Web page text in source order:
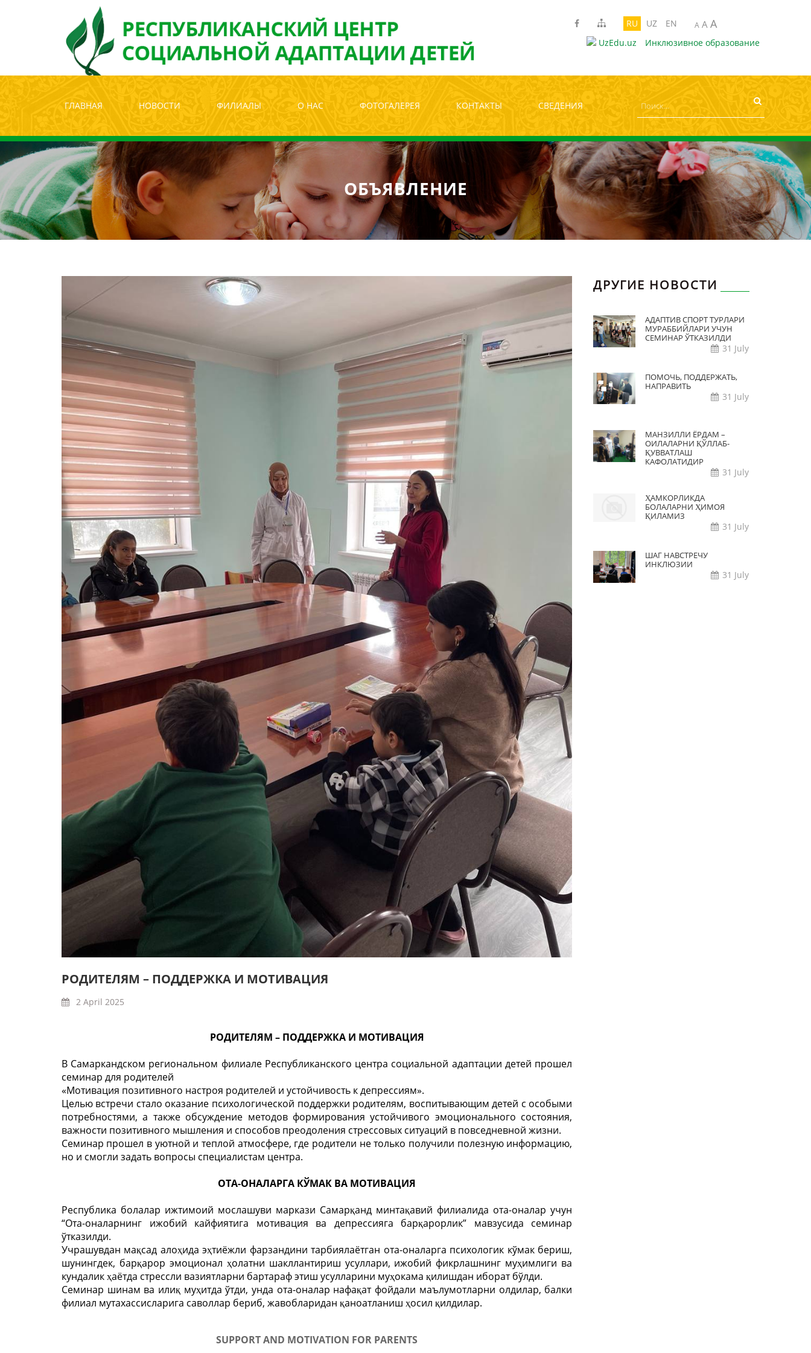
RU UZ EN A A A
UzEdu.uz Инклюзивное образование
ГЛАВНАЯ НОВОСТИ ФИЛИАЛЫ О НАС ФОТОГАЛЕРЕЯ КОНТАКТЫ СВЕДЕНИЯ
ОБЪЯВЛЕНИЕ
РОДИТЕЛЯМ – ПОДДЕРЖКА И МОТИВАЦИЯ
2 April 2025
РОДИТЕЛЯМ – ПОДДЕРЖКА И МОТИВАЦИЯ
В Самаркандском региональном филиале Республиканского центра социальной адаптации детей прошел
семинар для родителей
«Мотивация позитивного настроя родителей и устойчивость к депрессиям».
Целью встречи стало оказание психологической поддержки родителям, воспитывающим детей с особыми
потребностями, а также обсуждение методов формирования устойчивого эмоционального состояния,
важности позитивного мышления и способов преодоления стрессовых ситуаций в повседневной жизни.
Семинар прошел в уютной и теплой атмосфере, где родители не только получили полезную информацию,
но и смогли задать вопросы специалистам центра.
ОТА-ОНАЛАРГА КЎМАК ВА МОТИВАЦИЯ
Республика болалар ижтимоий мослашуви маркази Самарқанд минтақавий филиалида ота-оналар учун
“Ота-оналарнинг ижобий кайфиятига мотивация ва депрессияга барқарорлик” мавзусида семинар
ўтказилди.
Учрашувдан мақсад алоҳида эҳтиёжли фарзандини тарбиялаётган ота-оналарга психологик кўмак бериш,
шунингдек, барқарор эмоционал ҳолатни шакллантириш усуллари, ижобий фикрлашнинг муҳимлиги ва
кундалик ҳаётда стрессли вазиятларни бартараф этиш усулларини муҳокама қилишдан иборат бўлди.
Семинар шинам ва илиқ муҳитда ўтди, унда ота-оналар нафақат фойдали маълумотларни олдилар, балки
филиал мутахассисларига саволлар бериб, жавобларидан қаноатланиш ҳосил қилдилар.
SUPPORT AND MOTIVATION FOR PARENTS
ДРУГИЕ НОВОСТИ
АДАПТИВ СПОРТ ТУРЛАРИ
МУРАББИЙЛАРИ УЧУН
СЕМИНАР ЎТКАЗИЛДИ
31 July
ПОМОЧЬ, ПОДДЕРЖАТЬ,
НАПРАВИТЬ
31 July
МАНЗИЛЛИ ЁРДАМ –
ОИЛАЛАРНИ ҚЎЛЛАБ-
ҚУВВАТЛАШ
КАФОЛАТИДИР
31 July
ҲАМКОРЛИКДА
БОЛАЛАРНИ ҲИМОЯ
ҚИЛАМИЗ
31 July
ШАГ НАВСТРЕЧУ
ИНКЛЮЗИИ
31 July